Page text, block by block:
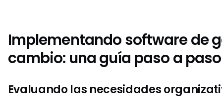
Implementando software de
cambio: una guía paso a paso
Evaluando las necesidades